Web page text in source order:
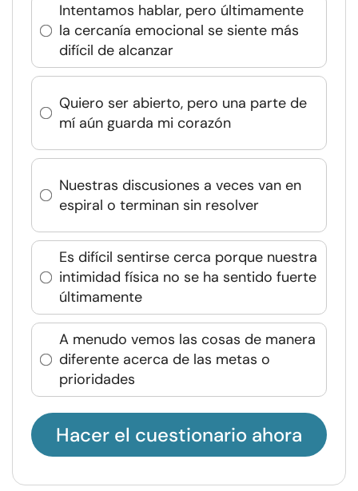
Intentamos hablar, pero últimamente
la cercanía emocional se siente más
difícil de alcanzar
Quiero ser abierto, pero una parte de
mí aún guarda mi corazón
Nuestras discusiones a veces van en
espiral o terminan sin resolver
Es difícil sentirse cerca porque nuestra
intimidad física no se ha sentido fuerte
últimamente
A menudo vemos las cosas de manera
diferente acerca de las metas o
prioridades
Hacer el cuestionario ahora